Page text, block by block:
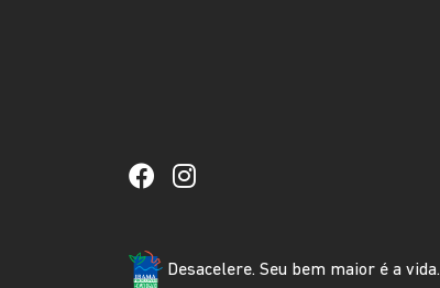
Desacelere. Seu bem maior é a vida.